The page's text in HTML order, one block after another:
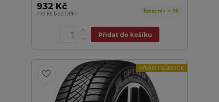
932 Kč
770 Kč bez DPH Externí+ > 10
Přidat do košíku
VYRÁBÍ HANKOOK